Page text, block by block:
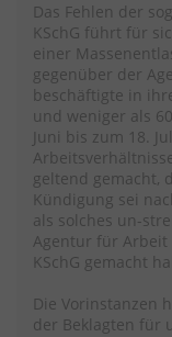
Das Fehlen der
KSchG führt für
einer
gegenüber der
beschäftigte in
und weniger als
Juni bis zum 18.
geltend gemacht,
Kündigung sei
als solches un-
Agentur für Arbeit
KSchG gemacht
Die Vorinstanzen
der Beklagten für